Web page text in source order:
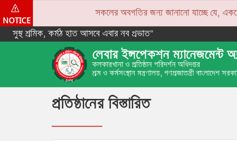
NOTICE
সকলের অবগতির জন্য জানানো যাচ্ছে যে, একপে
সুস্থ শ্রমিক, কর্মঠ হাত আসবে এবার নব প্রভাত”
লেবার ইন্সপেকশন ম্যানেজমেন্ট
কলকারখানা ও প্রতিষ্ঠান পরিদর্শন অধিদপ্তর
শ্রম ও কর্মসংস্থান মন্ত্রণালয়, গণপ্রজাতন্ত্রী বাংলাদেশ
প্রতিষ্ঠানের বিস্তারিত